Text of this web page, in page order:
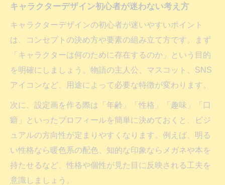
キャラクターデザイン初心者が迷わない考え方
キャラクターデザインの初心者が迷いやすいポイント
は、コンセプトの決め方や要素の組み立て方です。まず
「キャラクターは何のために存在するのか」という目的
を明確にしましょう。物語の主人公、マスコット、SNS
アイコンなど、用途によって必要な特徴が変わります。
次に、設定画を作る際は「年齢」「性格」「趣味」「口
癖」といったプロフィールを簡単に決めておくと、ビジ
ュアルの方向性が定まりやすくなります。例えば、明る
い性格なら暖色系の配色、知的な印象ならメガネや本を
持たせるなど、性格や個性が見た目に反映される工夫を
意識しましょう。